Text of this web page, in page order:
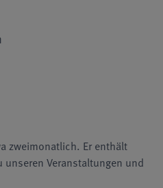
zweimonatlich. Er enthält
Veranstaltungen und